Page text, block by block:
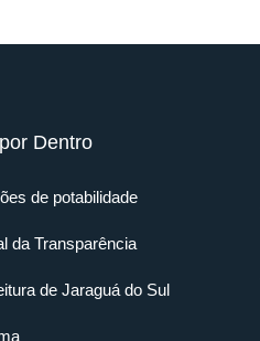
Dentro
de potabilidade
da Transparência
de Jaraguá do Sul